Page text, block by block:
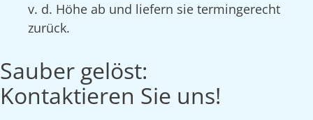
v. d. Höhe ab und liefern sie termingerecht
zurück.
Sauber gelöst:
Kontaktieren Sie uns!